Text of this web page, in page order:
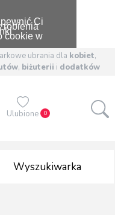
Ci
robienia
cookie w
ubrania dla kobiet,
, biżuterii i dodatków
Ulubione 0
Wyszukiwarka